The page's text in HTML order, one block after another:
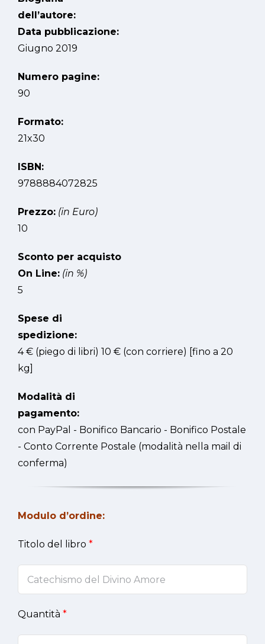
dell’autore:
Data pubblicazione:
Giugno 2019
Numero pagine:
90
Formato:
21x30
ISBN:
9788884072825
Prezzo: (in Euro)
10
Sconto per acquisto
On Line:(in %)
5
Spese di
spedizione:
4 € (piego di libri) 10 € (con corriere) [fino a 20
kg]
Modalità di
pagamento:
con PayPal - Bonifico Bancario - Bonifico Postale
- Conto Corrente Postale (modalità nella mail di
conferma)
Modulo d’ordine:
Titolo del libro *
Quantità *